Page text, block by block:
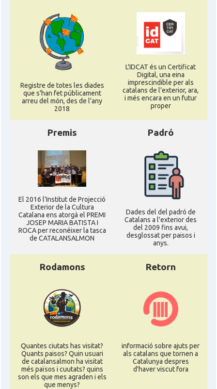
Registre de totes les diades
que s'han fet públicament
arreu del món, des de l'any
2018
L'IDCAT és un Certificat
Digital, una eina
imprescindible per als
catalans de l'exterior, ara,
i més encara en un futur
proper
Premis
El 2016 l'Institut de Projecció
Exterior de la Cultura
Catalana ens atorgà el PREMI
JOSEP MARIA BATISTA I
ROCA per reconéixer la tasca
de CATALANSALMON
Padró
Dades del del padró de
Catalans a l'exterior des
del 2009 fins avui,
desglossat per paisos i
anys.
Rodamons
Quantes ciutats has visitat?
Quants paisos? Quin usuari
de catalansalmon ha visitat
més països i cuutats? quins
son els que mes agraden i els
que menys?
Retorn
informació sobre ajuts per
als catalans que tornen a
Catalunya despres
d'haver viscut fora